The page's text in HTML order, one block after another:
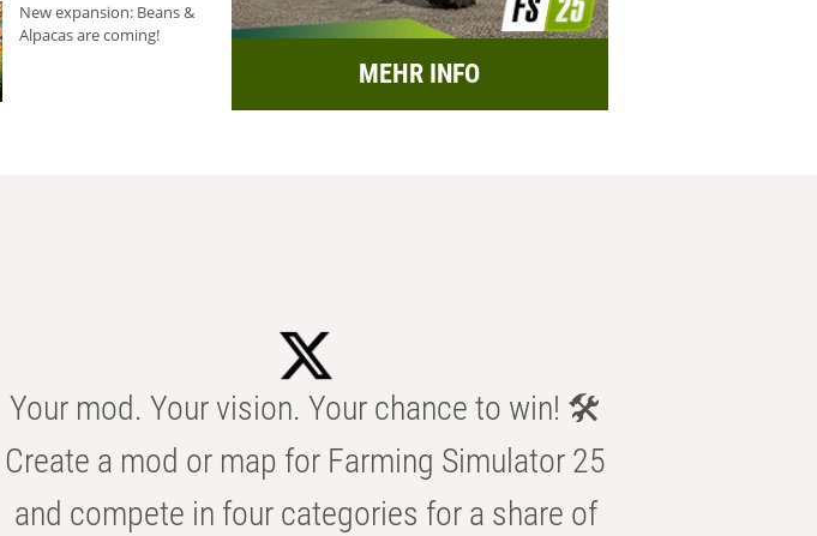
New expansion: Beans &
Alpacas are coming!
MEHR INFO
Your mod. Your vision. Your chance to win! 🛠️
Create a mod or map for Farming Simulator 25
and compete in four categories for a share of